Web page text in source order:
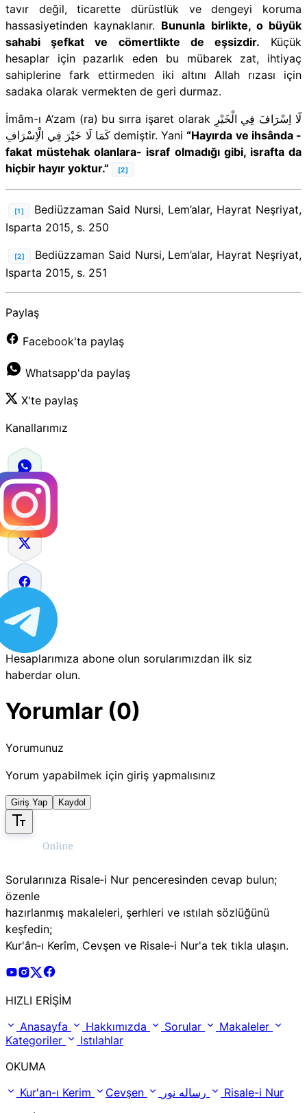
tavır değil, ticarette dürüstlük ve dengeyi koruma
hassasiyetinden kaynaklanır. Bununla birlikte, o büyük
sahabi şefkat ve cömertlikte de eşsizdir. Küçük
hesaplar için pazarlık eden bu mübarek zat, ihtiyaç
sahiplerine fark ettirmeden iki altını Allah rızası için
sadaka olarak vermekten de geri durmaz.
İmâm-ı A‘zam (ra) bu sırra işaret olarak لَٓا اِسْرَافَ فِي الْخَيْرِ
كَمَا لَا خَيْرَ فِي الْاِسْرَافِ demiştir. Yani“Hayırda ve ihsânda -
fakat müstehak olanlara- israf olmadığı gibi, israfta da
hiçbir hayır yoktur.”
[2]
[1]
Bediüzzaman Said Nursi, Lem’alar, Hayrat Neşriyat,
Isparta 2015, s. 250
[2]
Bediüzzaman Said Nursi, Lem’alar, Hayrat Neşriyat,
Isparta 2015, s. 251
Paylaş
Facebook'ta paylaş
Whatsapp'da paylaş
X'te paylaş
Kanallarımız
Hesaplarımıza abone olun sorularımızdan ilk siz
haberdar olun.
Yorumlar (0)
Yorumunuz
Yorum yapabilmek için giriş yapmalısınız
Giriş Yap Kaydol
Sorularınıza Risale‑i Nur penceresinden cevap bulun;
özenle
hazırlanmış makaleleri, şerhleri ve ıstılah sözlüğünü
keşfedin;
Kur'ân‑ı Kerîm, Cevşen ve Risale‑i Nur'a tek tıkla ulaşın.
Risale Online Youtube Hesabı
Risale Online Instagram Hesabı
Risale Online X Hesabı
HIZLI ERİŞİM
Anasayfa
Hakkımızda Sorular
Makaleler
Kategoriler
Istılahlar
OKUMA
Kur'an-ı Kerim
Cevşen
Risale-i Nur